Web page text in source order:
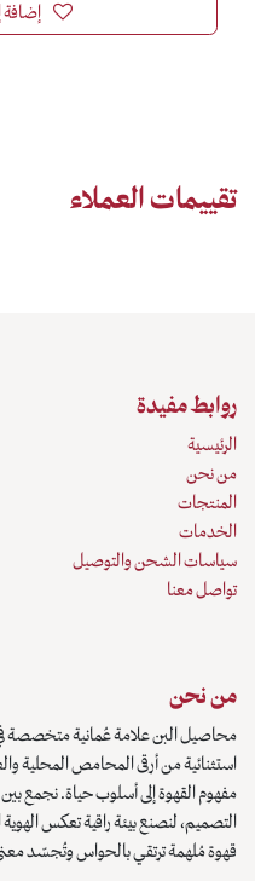
إضافة
تقييمات العملاء
روابط مفيدة
الرئيسية
من نحن
المنتجات
الخدمات
سياسات الشحن والتوصيل
تواصل معنا
من نحن
محاصيل البن علامة عُمانية متخصصة
استثنائية من أرقى المحامص المحلية
مفهوم القهوة إلى أسلوب حياة. نجمع
التصميم، لنصنع بيئة راقية تعكس
قهوة مُلهمة ترتقي بالحواس وتُجسّد